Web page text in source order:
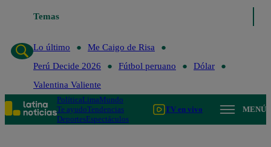
Temas
Lo último
Me Caigo de Risa
Perú Decide 2026
Fútbol peruano
Dólar
Valentina Valiente
PolíticaLimaMundo
Te ayudoTendencias
DeportesEspectáculos
TV en vivo MENÚ